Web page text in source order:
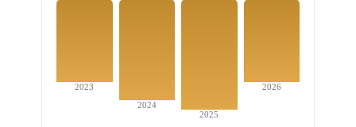
2026
2025
2024
2023